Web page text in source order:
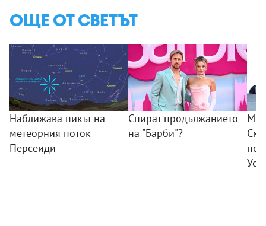
ОЩЕ ОТ СВЕТЪТ
Наближава пикът на
метеорния поток
Персеиди
Спират продължанието
на "Барби"?